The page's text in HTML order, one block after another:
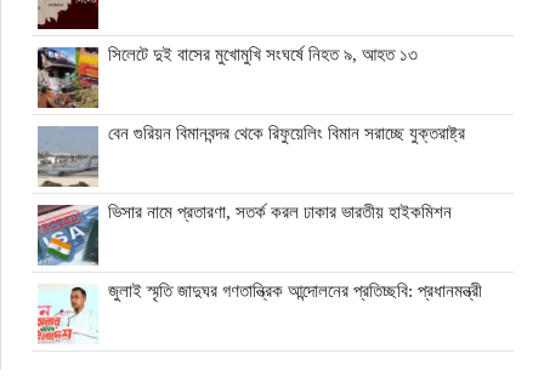
সিলেটে দুই বাসের মুখোমুখি সংঘর্ষে নিহত ৯, আহত ১৩
বেন গুরিয়ন বিমানবন্দর থেকে রিফুয়েলিং বিমান সরাচ্ছে যুক্তরাষ্ট্র
ভিসার নামে প্রতারণা, সতর্ক করল ঢাকার ভারতীয় হাইকমিশন
জুলাই স্মৃতি জাদুঘর গণতান্ত্রিক আন্দোলনের প্রতিচ্ছবি: প্রধানমন্ত্রী